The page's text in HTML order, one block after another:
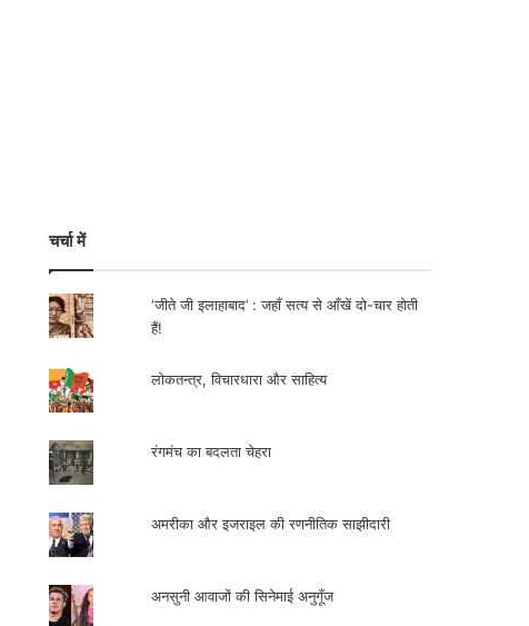
चर्चा में
‘जीते जी इलाहाबाद’ : जहाँ सत्य से आँखें दो-चार होती
हैं!
लोकतन्त्र, विचारधारा और साहित्य
रंगमंच का बदलता चेहरा
अमरीका और इजराइल की रणनीतिक साझीदारी
अनसुनी आवाजों की सिनेमाई अनुगूँज